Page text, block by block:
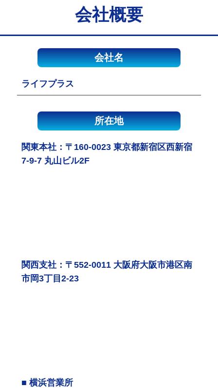
会社概要
会社名
ライフプラス
所在地
関東本社：〒160-0023 東京都新宿区西新宿
7-9-7 丸山ビル2F
関西支社：〒552-0011 大阪府大阪市港区南
市岡3丁目2-23
■ 横浜営業所